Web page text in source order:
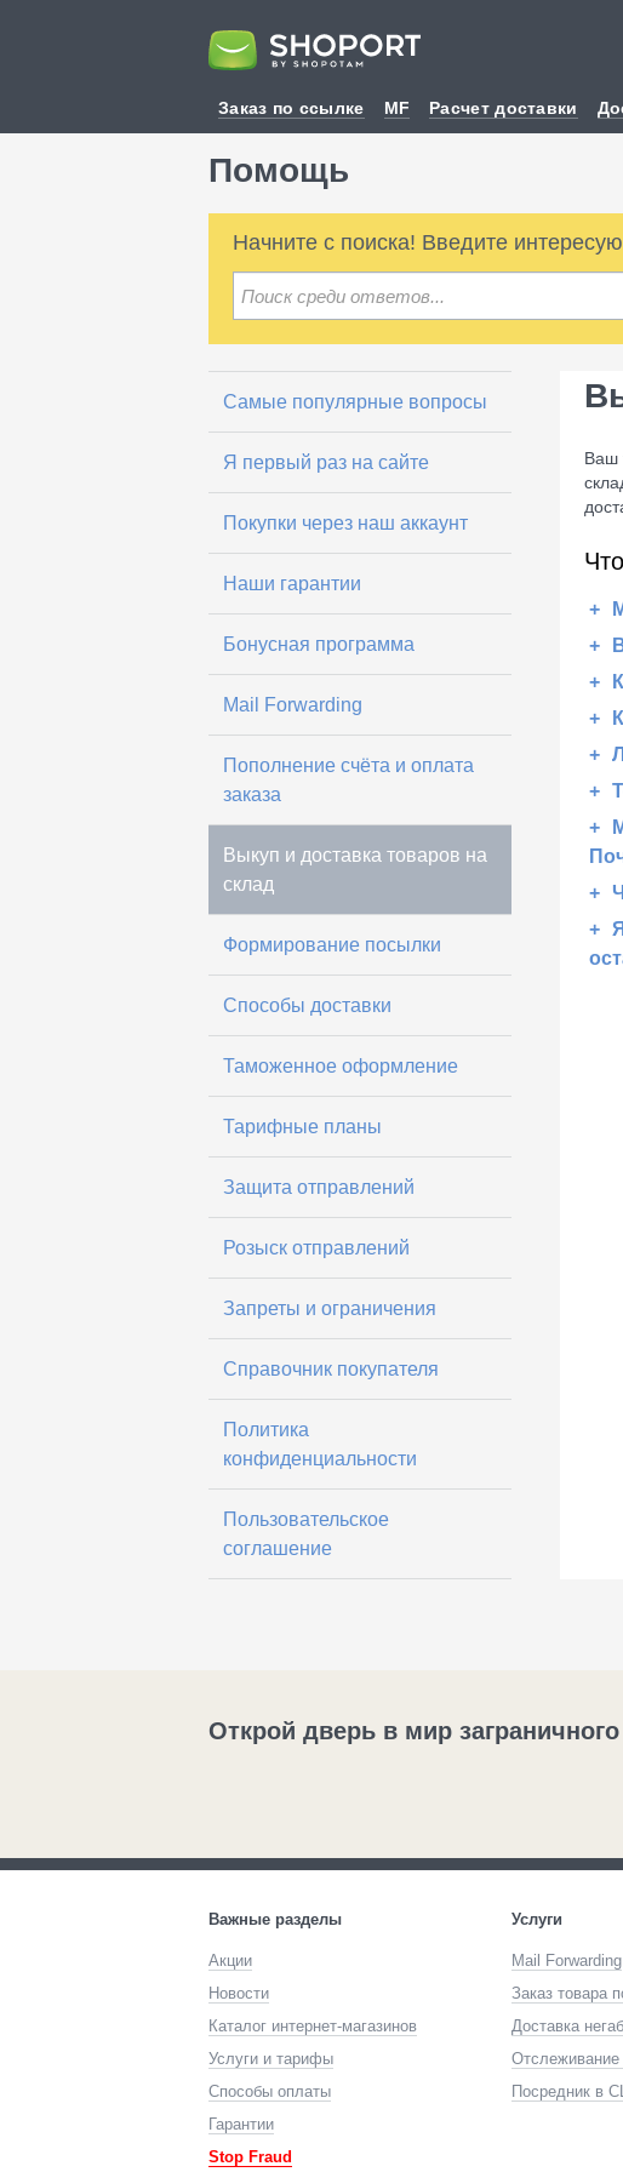
Заказ по ссылке MF Расчет доставки
Помощь
Начните с поиска! Введите
Самые популярные вопросы
Я первый раз на сайте
Покупки через наш аккаунт
Наши гарантии
Бонусная программа
Mail Forwarding
Пополнение счёта и оплата
заказа
Выкуп и доставка товаров на
склад
Формирование посылки
Способы доставки
Таможенное оформление
Тарифные планы
Защита отправлений
Розыск отправлений
Запреты и ограничения
Справочник покупателя
Политика
конфиденциальности
Пользовательское
соглашение
Ваш
Открой дверь в мир
Важные разделы
Акции
Новости
Каталог интернет-магазинов
Услуги и тарифы
Способы оплаты
Гарантии
Stop Fraud
Услуги
Mail Forwarding
Заказ товара
Доставка
Отслеживание
Посредник в